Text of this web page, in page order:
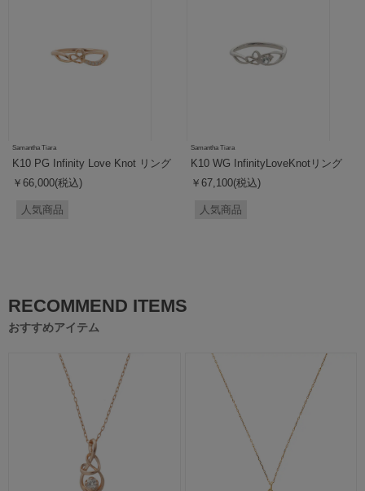
Samantha Tiara
K10 PG Infinity Love Knot リング
￥66,000(税込)
人気商品
Samantha Tiara
K10 WG InfinityLoveKnotリング
￥67,100(税込)
人気商品
RECOMMEND ITEMS
おすすめアイテム